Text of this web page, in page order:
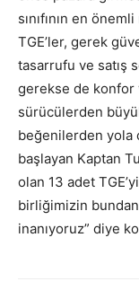
sınıfının en
TGE’ler, gerek
tasarrufu ve satış
gerekse de
sürücülerden
beğenilerden yola
başlayan Kaptan
olan 13 adet
birliğimizin
inanıyoruz” diye